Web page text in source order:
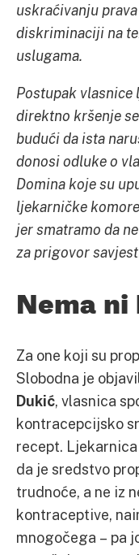
uskraćivanju
diskriminaciji na
uslugama.
Postupak vlasnice
direktno kršenje
budući da ista
donosi odluke o
Domina koje su
ljekarničke
jer smatramo da
za prigovor
Nema ni
Za one koji su
Slobodna je
Dukić, vlasnica
kontracepcijsko
recept.
da je sredstvo
trudnoće, a ne iz
kontraceptive,
mnogočega – pa